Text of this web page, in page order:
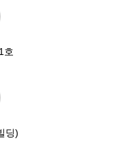
호
딩)